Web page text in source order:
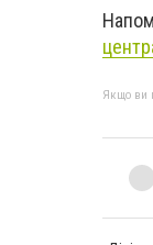
Якщо ви